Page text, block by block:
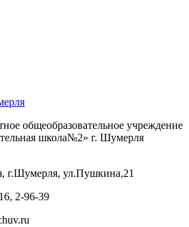
общеобразовательное учреждение
школа№2» г. Шумерля
г.Шумерля, ул.Пушкина,21
2-96-39